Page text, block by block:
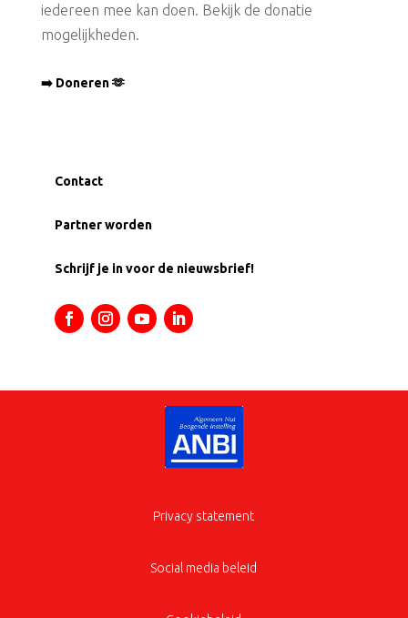
iedereen mee kan doen. Bekijk de donatie
mogelijkheden.
➡️ Doneren 🫶
Contact
Partner worden
Schrijf je in voor de nieuwsbrief!
Privacy statement
Social media beleid